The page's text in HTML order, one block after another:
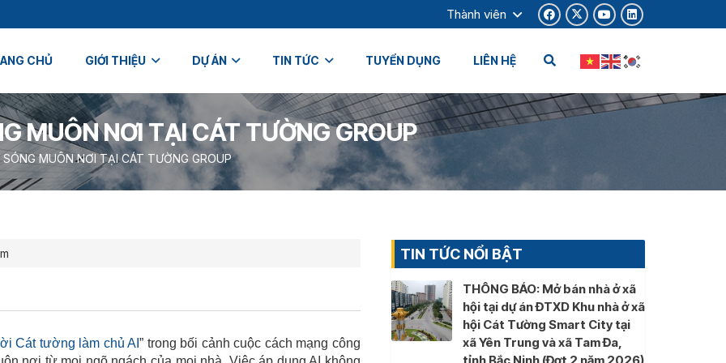
Thành viên
CHỦ GIỚI THIỆU DỰ ÁN TIN TỨC TUYỂN DỤNG LIÊN HỆ
MUÔN NƠI TẠI CÁT TƯỜNG GROUP
MUÔN NƠI TẠI CÁT TƯỜNG GROUP
Cát tường làm chủ AI” trong bối cảnh cuộc cách mạng công
TIN TỨC NỔI BẬT
THÔNG BÁO: Mở bán nhà ở xã
hội tại dự án ĐTXD Khu nhà ở xã
hội Cát Tường Smart City tại
xã Yên Trung và xã Tam Đa,